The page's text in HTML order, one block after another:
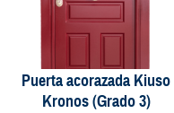
Puerta acorazada Kiuso
Kronos (Grado 3)